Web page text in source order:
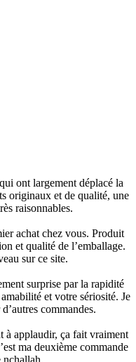
ont largement déplacé la
originaux et de qualité, une
raisonnables.
achat chez vous. Produit
et qualité de l’emballage.
sur ce site.
surprise par la rapidité
et votre sériosité. Je
commandes.
à applaudir, ça fait vraiment
ma deuxième commande